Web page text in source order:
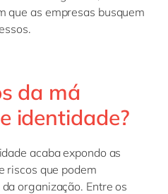
que as empresas busquem
da má
identidade?
acaba expondo as
riscos que podem
organização. Entre os